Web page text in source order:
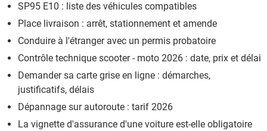
SP95 E10 : liste des véhicules compatibles
Place livraison : arrêt, stationnement et amende
Conduire à l'étranger avec un permis probatoire
Contrôle technique scooter - moto 2026 : date, prix et délai
Demander sa carte grise en ligne : démarches,
justificatifs, délais
Dépannage sur autoroute : tarif 2026
La vignette d'assurance d'une voiture est-elle obligatoire